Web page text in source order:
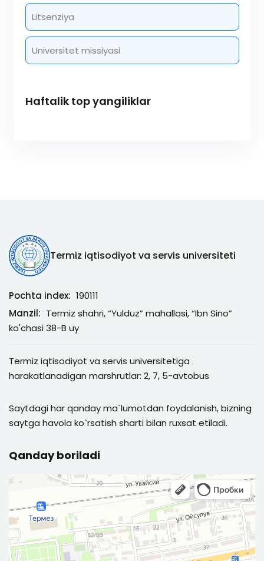
Litsenziya
Universitet missiyasi
Haftalik top yangiliklar
Termiz iqtisodiyot va servis universiteti
Pochta index: 190111
Manzil: Termiz shahri, “Yulduz” mahallasi, “Ibn Sino”
ko'chasi 38-B uy
Termiz iqtisodiyot va servis universitetiga
harakatlanadigan marshrutlar: 2, 7, 5-avtobus
Saytdagi har qanday ma`lumotdan foydalanish, bizning
saytga havola ko`rsatish sharti bilan ruxsat etiladi.
Qanday boriladi